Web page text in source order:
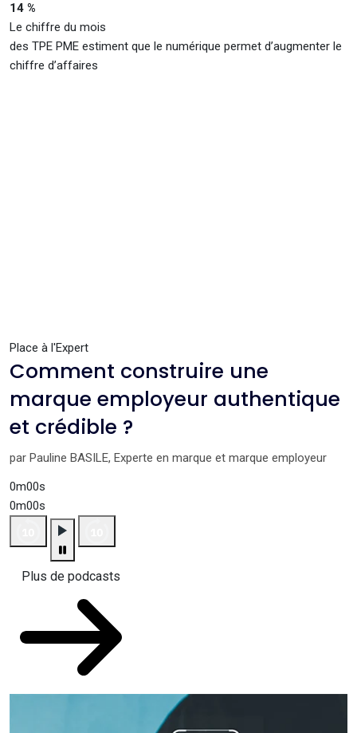
14 %
Le chiffre du mois
des TPE PME estiment que le numérique permet d’augmenter le
chiffre d’affaires
Place à l'Expert
Comment construire une
marque employeur authentique
et crédible ?
par Pauline BASILE, Experte en marque et marque employeur
0m00s
0m00s
Plus de podcasts